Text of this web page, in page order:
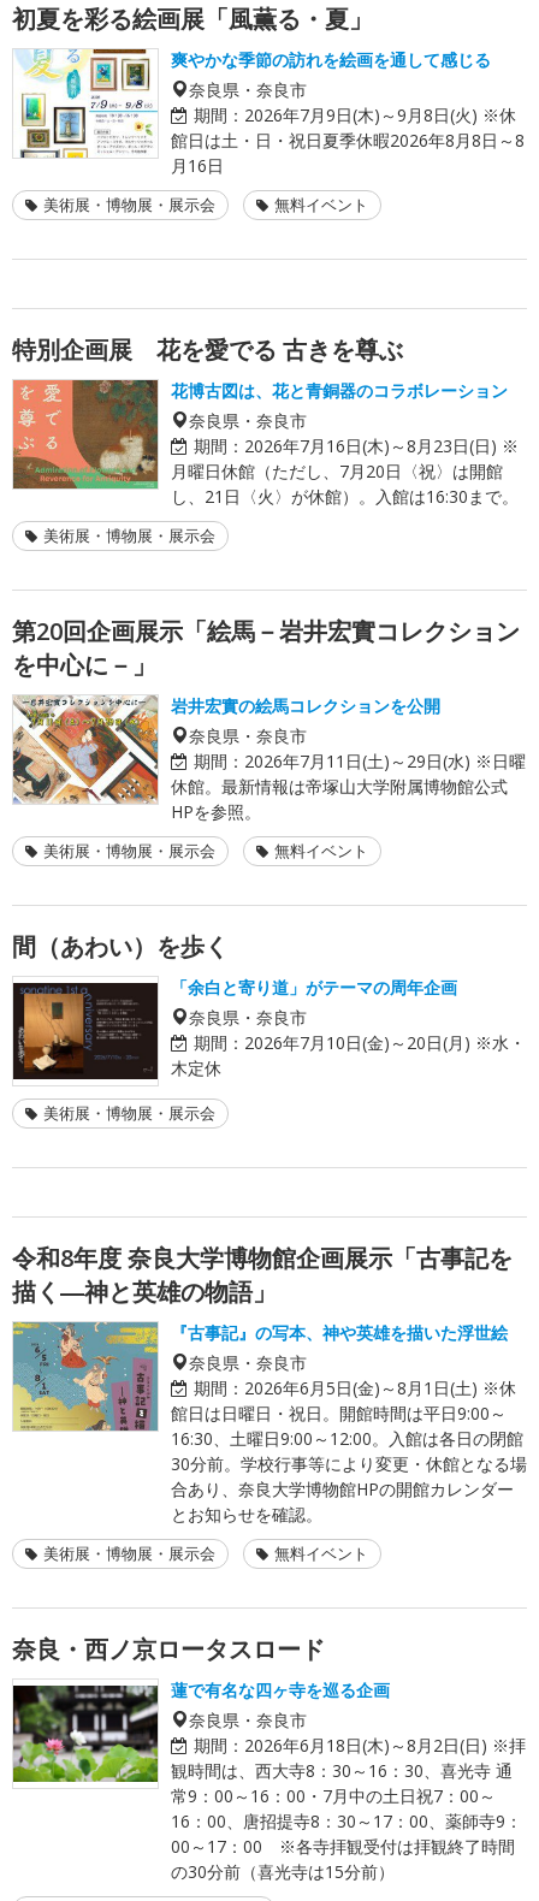
初夏を彩る絵画展「風薫る・夏」
爽やかな季節の訪れを絵画を通して感じる
奈良県・奈良市
期間： 2026年7月9日(木)～9月8日(火) ※休
館日は土・日・祝日夏季休暇2026年8月8日～8
月16日
美術展・博物展・展示会 無料イベント
特別企画展 花を愛でる 古きを尊ぶ
花博古図は、花と青銅器のコラボレーション
奈良県・奈良市
期間： 2026年7月16日(木)～8月23日(日) ※
月曜日休館（ただし、7月20日〈祝〉は開館
し、21日〈火〉が休館）。入館は16:30まで。
美術展・博物展・展示会
第20回企画展示「絵馬－岩井宏實コレクション
を中心に－」
岩井宏實の絵馬コレクションを公開
奈良県・奈良市
期間： 2026年7月11日(土)～29日(水) ※日曜
休館。最新情報は帝塚山大学附属博物館公式
HPを参照。
美術展・博物展・展示会 無料イベント
間（あわい）を歩く
「余白と寄り道」がテーマの周年企画
奈良県・奈良市
期間： 2026年7月10日(金)～20日(月) ※水・
木定休
美術展・博物展・展示会
令和8年度 奈良大学博物館企画展示「古事記を
描く―神と英雄の物語」
『古事記』の写本、神や英雄を描いた浮世絵
奈良県・奈良市
期間： 2026年6月5日(金)～8月1日(土) ※休
館日は日曜日・祝日。開館時間は平日9:00～
16:30、土曜日9:00～12:00。入館は各日の閉館
30分前。学校行事等により変更・休館となる場
合あり、奈良大学博物館HPの開館カレンダー
とお知らせを確認。
美術展・博物展・展示会 無料イベント
奈良・西ノ京ロータスロード
蓮で有名な四ヶ寺を巡る企画
奈良県・奈良市
期間： 2026年6月18日(木)～8月2日(日) ※拝
観時間は、西大寺8：30～16：30、喜光寺 通
常9：00～16：00・7月中の土日祝7：00～
16：00、唐招提寺8：30～17：00、薬師寺9：
00～17：00 ※各寺拝観受付は拝観終了時間
の30分前（喜光寺は15分前）